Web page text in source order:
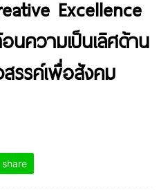
Excellence
นความเป็นเลิศด้าน
รรค์เพื่อสังคม
share